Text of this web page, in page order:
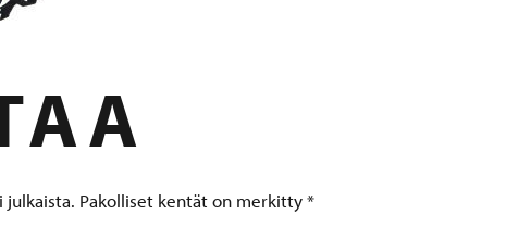
julkaista. Pakolliset kentät on merkitty*